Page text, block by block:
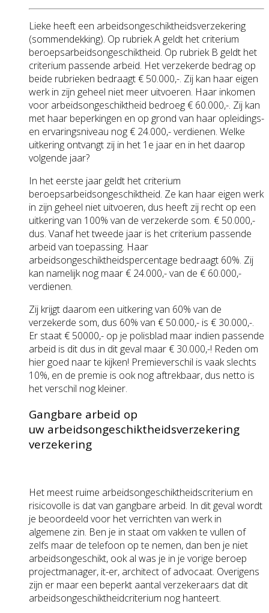
Lieke heeft een arbeidsongeschiktheidsverzekering
(sommendekking). Op rubriek A geldt het criterium
beroepsarbeidsongeschiktheid. Op rubriek B geldt het
criterium passende arbeid. Het verzekerde bedrag op
beide rubrieken bedraagt € 50.000,-. Zij kan haar eigen
werk in zijn geheel niet meer uitvoeren. Haar inkomen
voor arbeidsongeschiktheid bedroeg € 60.000,-. Zij kan
met haar beperkingen en op grond van haar opleidings-
en ervaringsniveau nog € 24.000,- verdienen. Welke
uitkering ontvangt zij in het 1e jaar en in het daarop
volgende jaar?
In het eerste jaar geldt het criterium
beroepsarbeidsongeschiktheid. Ze kan haar eigen werk
in zijn geheel niet uitvoeren, dus heeft zij recht op een
uitkering van 100% van de verzekerde som. € 50.000,-
dus. Vanaf het tweede jaar is het criterium passende
arbeid van toepassing. Haar
arbeidsongeschiktheidspercentage bedraagt 60%. Zij
kan namelijk nog maar € 24.000,- van de € 60.000,-
verdienen.
Zij krijgt daarom een uitkering van 60% van de
verzekerde som, dus 60% van € 50.000,- is € 30.000,-.
Er staat € 50000,- op je polisblad maar indien passende
arbeid is dit dus in dit geval maar € 30.000,-! Reden om
hier goed naar te kijken! Premieverschil is vaak slechts
10%, en de premie is ook nog aftrekbaar, dus netto is
het verschil nog kleiner.
Gangbare arbeid op
uw arbeidsongeschiktheidsverzekering
verzekering
Het meest ruime arbeidsongeschiktheidscriterium en
risicovolle is dat van gangbare arbeid. In dit geval wordt
je beoordeeld voor het verrichten van werk in
algemene zin. Ben je in staat om vakken te vullen of
zelfs maar de telefoon op te nemen, dan ben je niet
arbeidsongeschikt, ook al was je in je vorige beroep
projectmanager, it-er, architect of advocaat. Overigens
zijn er maar een beperkt aantal verzekeraars dat dit
arbeidsongeschiktheidcriterium nog hanteert.